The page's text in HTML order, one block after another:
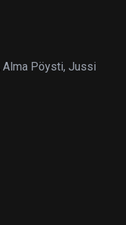
Alma Pöysti, Jussi